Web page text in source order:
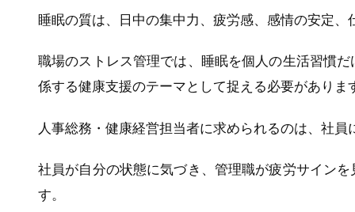
睡眠の質は、日中の集中力、疲労感、感情の安定
職場のストレス管理では、睡眠を個人の生活習慣
係する健康支援のテーマとして捉える必要がありま
人事総務・健康経営担当者に求められるのは、社
社員が自分の状態に気づき、管理職が疲労サイン
す。